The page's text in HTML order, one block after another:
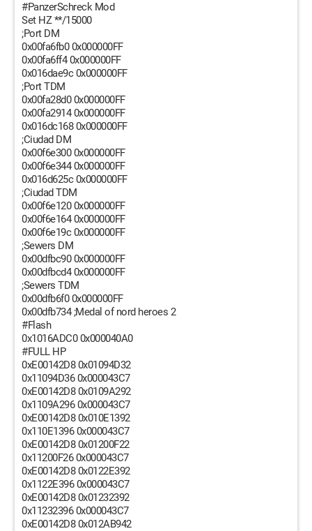
#PanzerSchreck Mod
Set HZ **/15000
;Port DM
0x00fa6fb0 0x000000FF
0x00fa6ff4 0x000000FF
0x016dae9c 0x000000FF
;Port TDM
0x00fa28d0 0x000000FF
0x00fa2914 0x000000FF
0x016dc168 0x000000FF
;Ciudad DM
0x00f6e300 0x000000FF
0x00f6e344 0x000000FF
0x016d625c 0x000000FF
;Ciudad TDM
0x00f6e120 0x000000FF
0x00f6e164 0x000000FF
0x00f6e19c 0x000000FF
;Sewers DM
0x00dfbc90 0x000000FF
0x00dfbcd4 0x000000FF
;Sewers TDM
0x00dfb6f0 0x000000FF
0x00dfb734 ;Medal of nord heroes 2
#Flash
0x1016ADC0 0x000040A0
#FULL HP
0xE00142D8 0x01094D32
0x11094D36 0x000043C7
0xE00142D8 0x0109A292
0x1109A296 0x000043C7
0xE00142D8 0x010E1392
0x110E1396 0x000043C7
0xE00142D8 0x01200F22
0x11200F26 0x000043C7
0xE00142D8 0x0122E392
0x1122E396 0x000043C7
0xE00142D8 0x01232392
0x11232396 0x000043C7
0xE00142D8 0x012AB942